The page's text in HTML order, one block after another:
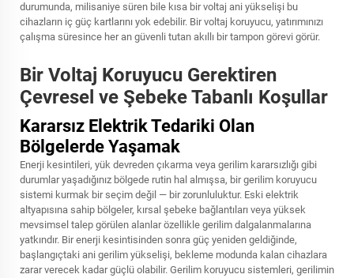
durumunda, milisaniye süren bile kısa bir voltaj ani yükselişi bu
cihazların iç güç kartlarını yok edebilir. Bir voltaj koruyucu, yatırımınızı
çalışma süresince her an güvenli tutan akıllı bir tampon görevi görür.
Bir Voltaj Koruyucu Gerektiren
Çevresel ve Şebeke Tabanlı Koşullar
Kararsız Elektrik Tedariki Olan
Bölgelerde Yaşamak
Enerji kesintileri, yük devreden çıkarma veya gerilim kararsızlığı gibi
durumlar yaşadığınız bölgede rutin hal almışsa, bir gerilim koruyucu
sistemi kurmak bir seçim değil — bir zorunluluktur. Eski elektrik
altyapısına sahip bölgeler, kırsal şebeke bağlantıları veya yüksek
mevsimsel talep görülen alanlar özellikle gerilim dalgalanmalarına
yatkındır. Bir enerji kesintisinden sonra güç yeniden geldiğinde,
başlangıçtaki ani gerilim yükselişi, bekleme modunda kalan cihazlara
zarar verecek kadar güçlü olabilir. Gerilim koruyucu sistemleri, gerilimin